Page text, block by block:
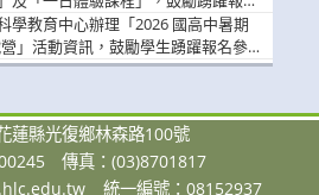
學教育中心辦理「2026 國高中暑期
」活動資訊，鼓勵學生踴躍報名參
蓮縣光復鄉林森路100號
傳真：(03)8701817
統一編號：08152937